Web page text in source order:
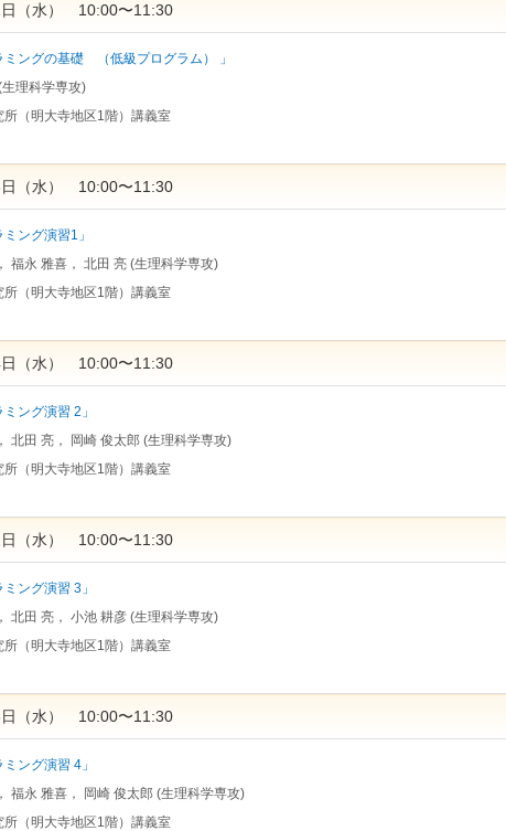
日（水） 10:00〜11:30
ミングの基礎 （低級プログラム） 」
理科学専攻)
所（明大寺地区1階）講義室
日（水） 10:00〜11:30
ミング演習1」
福永 雅喜， 北田 亮 (生理科学専攻)
所（明大寺地区1階）講義室
日（水） 10:00〜11:30
ミング演習 2」
北田 亮， 岡崎 俊太郎 (生理科学専攻)
所（明大寺地区1階）講義室
日（水） 10:00〜11:30
ミング演習 3」
北田 亮， 小池 耕彦 (生理科学専攻)
所（明大寺地区1階）講義室
日（水） 10:00〜11:30
ミング演習 4」
福永 雅喜， 岡崎 俊太郎 (生理科学専攻)
所（明大寺地区1階）講義室